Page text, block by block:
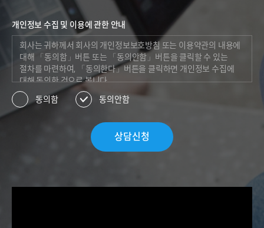
개인정보 수집 및 이용에 관한 안내
동의함 동의안함
상담신청